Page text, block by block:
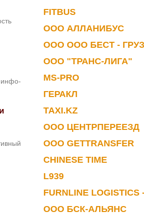
инфо-
FITBUS
ООО АЛЛАНИБУС
ООО ООО БЕСТ -
ООО "ТРАНС-ЛИГА"
MS-PRO
ГЕРАКЛ
TAXI.KZ
ООО ЦЕНТРПЕРЕЕЗД
ООО GETTRANSFER
CHINESE TIME
L939
FURNLINE
ООО БСК-АЛЬЯНС